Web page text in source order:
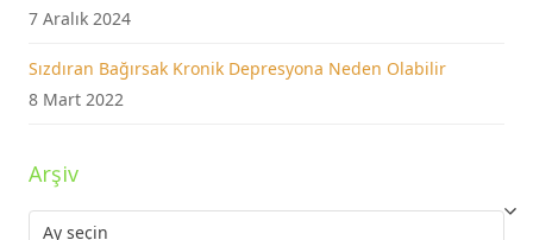
7 Aralık 2024
Sızdıran Bağırsak Kronik Depresyona Neden Olabilir
8 Mart 2022
Arşiv
Arşiv